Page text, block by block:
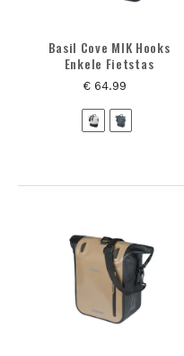
Basil Cove MIK Hooks
Enkele Fietstas
€ 64.99